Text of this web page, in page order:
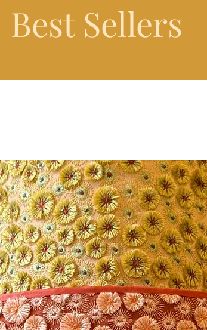
Best Sellers